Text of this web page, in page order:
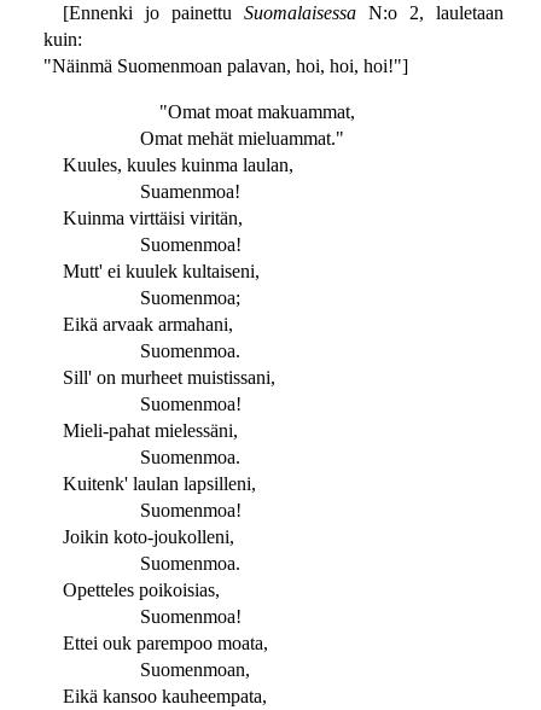
[Ennenki jo painettu SuomalaisessaN:o 2, lauletaan
kuin:
"Näinmä Suomenmoan palavan, hoi, hoi, hoi!"]
"Omat moat makuammat,
Omat mehät mieluammat."
Kuules, kuules kuinma laulan,
Suamenmoa!
Kuinma virttäisi viritän,
Suomenmoa!
Mutt' ei kuulek kultaiseni,
Suomenmoa;
Eikä arvaak armahani,
Suomenmoa.
Sill' on murheet muistissani,
Suomenmoa!
Mieli-pahat mielessäni,
Suomenmoa.
Kuitenk' laulan lapsilleni,
Suomenmoa!
Joikin koto-joukolleni,
Suomenmoa.
Opetteles poikoisias,
Suomenmoa!
Ettei ouk parempoo moata,
Suomenmoan,
Eikä kansoo kauheempata,